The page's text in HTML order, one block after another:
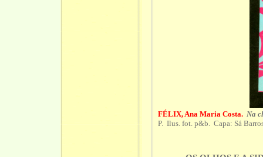
FÉLIX, Ana Maria Costa. Na
P. Ilus. fot. p&b. Capa: Sá